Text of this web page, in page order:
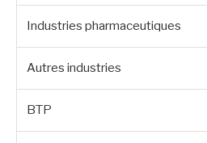
Industries pharmaceutiques
Autres industries
BTP